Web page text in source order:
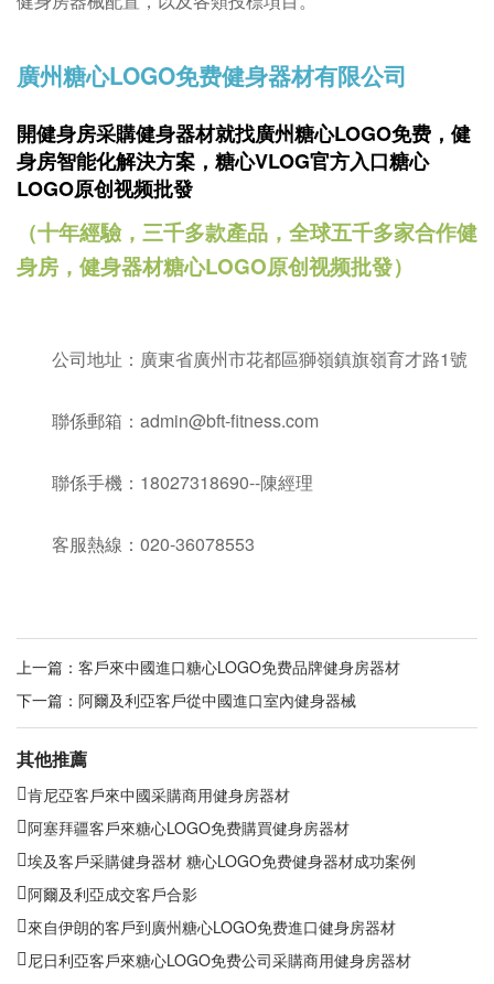
廣州糖心LOGO免费健身器材有限公司
開健身房采購健身器材就找廣州糖心LOGO免费， 健
身房智能化解決方案，糖心VLOG官方入口糖心
LOGO原创视频批發
（十年經驗，三千多款產品，全球五千多家合作健
身房，健身器材糖心LOGO原创视频批發）
公司地址：廣東省廣州市花都區獅嶺鎮旗嶺育才路1號
聯係郵箱：admin@bft-fitness.com
聯係手機：18027318690--陳經理
客服熱線：020-36078553
上一篇： 客戶來中國進口糖心LOGO免费品牌健身房器材
下一篇： 阿爾及利亞客戶從中國進口室內健身器械
其他推薦
肯尼亞客戶來中國采購商用健身房器材
阿塞拜疆客戶來糖心LOGO免费購買健身房器材
埃及客戶采購健身器材 糖心LOGO免费健身器材成功案例
阿爾及利亞成交客戶合影
來自伊朗的客戶到廣州糖心LOGO免费進口健身房器材
尼日利亞客戶來糖心LOGO免费公司采購商用健身房器材